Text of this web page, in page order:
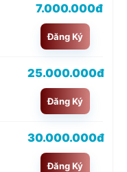
7.000.000đ
Đăng Ký
25.000.000đ
Đăng Ký
30.000.000đ
Đăng Ký